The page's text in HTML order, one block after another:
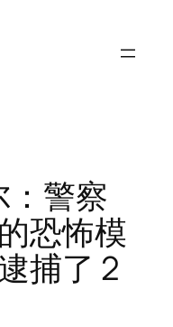
警察
恐怖模
捕了 2